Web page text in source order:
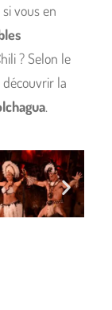
si vous en
? Selon le
la
.